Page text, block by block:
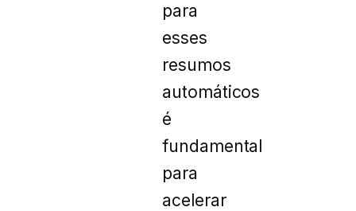
para
esses
resumos
automáticos
é
fundamental
para
acelerar